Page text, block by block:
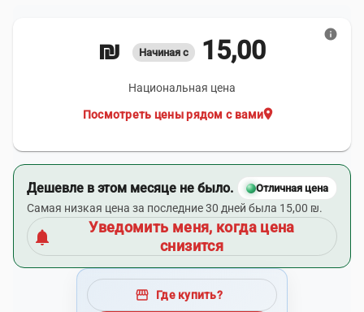
Начиная с 15,00 ₪
Национальная цена
location_on
Посмотреть цены рядом с вами
info
Дешевле в этом месяце не было. Отличная цена
Самая низкая цена за последние 30 дней была 15,00 ₪.
notifications
Уведомить меня, когда цена
снизится
storefront Где купить?